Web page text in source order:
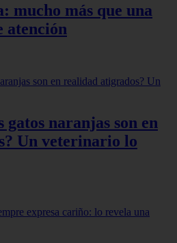
mucho más que una
atención
gatos naranjas son en
Un veterinario lo